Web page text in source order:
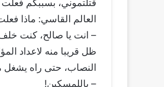
قتلتموني، بسببكم
العالم القاسي: ماذا
– انت يا صالح، كنت
ظل قريبا منه لاعداد
النصاب، حتى راه يشغل
– ياللمسكين!